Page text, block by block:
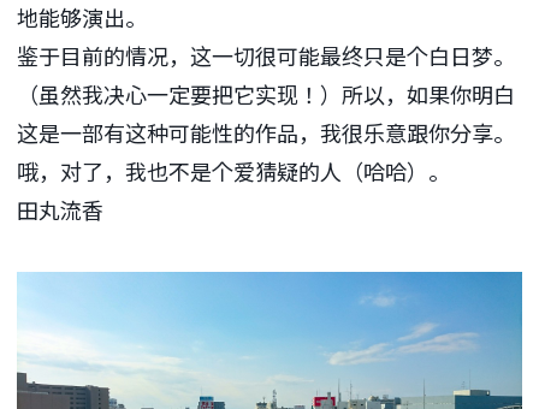
地能够演出。
鉴于目前的情况，这一切很可能最终只是个白日梦。
（虽然我决心一定要把它实现！）所以，如果你明白
这是一部有这种可能性的作品，我很乐意跟你分享。
哦，对了，我也不是个爱猜疑的人（哈哈）。
田丸流香